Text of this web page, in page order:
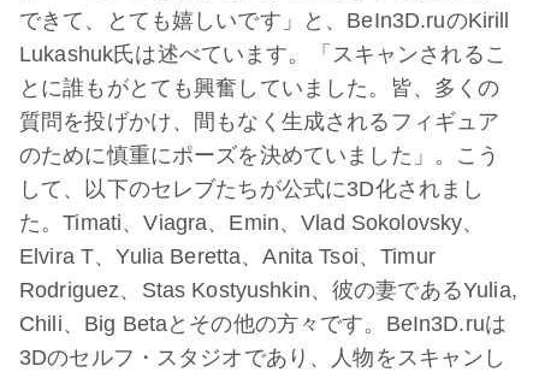
できて、とても嬉しいです」と、BeIn3D.ruのKirill
Lukashuk氏は述べています。「スキャンされるこ
とに誰もがとても興奮していました。皆、多くの
質問を投げかけ、間もなく生成されるフィギュア
のために慎重にポーズを決めていました」。こう
して、以下のセレブたちが公式に3D化されまし
た。Timati、Viagra、Emin、Vlad Sokolovsky、
Elvira T、Yulia Beretta、Anita Tsoi、Timur
Rodriguez、Stas Kostyushkin、彼の妻であるYulia,
Chili、Big Betaとその他の方々です。BeIn3D.ruは
3Dのセルフ・スタジオであり、人物をスキャンし